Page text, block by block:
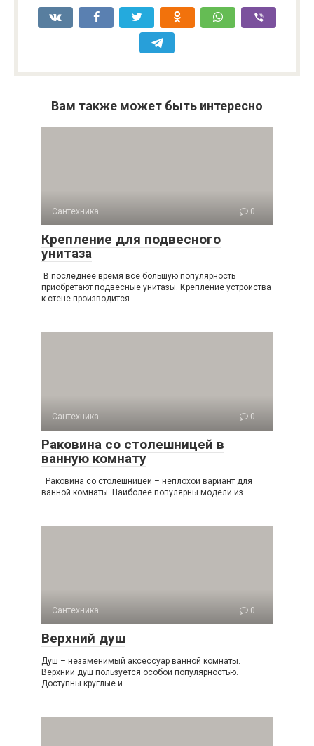
Вам также может быть интересно
Сантехника 0
Крепление для подвесного
унитаза
В последнее время все большую популярность
приобретают подвесные унитазы. Крепление устройства
к стене производится
Сантехника 0
Раковина со столешницей в
ванную комнату
Раковина со столешницей – неплохой вариант для
ванной комнаты. Наиболее популярны модели из
Сантехника 0
Верхний душ
Душ – незаменимый аксессуар ванной комнаты.
Верхний душ пользуется особой популярностью.
Доступны круглые и